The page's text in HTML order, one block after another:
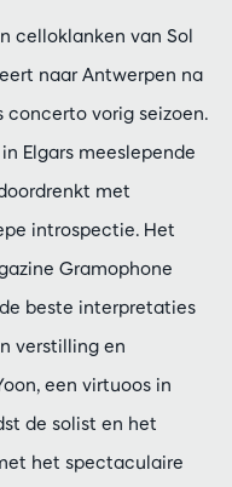
celloklanken van Sol
naar Antwerpen na
concerto vorig seizoen.
Elgars meeslepende
met
introspectie. Het
Gramophone
beste interpretaties
verstilling en
een virtuoos in
de solist en het
het spectaculaire